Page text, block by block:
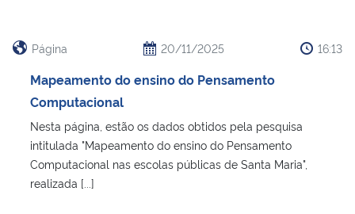
Ministério da Cidadania
Ministério da Saúde
Ministério de Minas e Energia
Ministério da Ciência, Tecnologia, Inovações e Comunicações
Página 20/11/2025 16:13
Mapeamento do ensino do Pensamento
Computacional
Nesta página, estão os dados obtidos pela pesquisa
intitulada "Mapeamento do ensino do Pensamento
Computacional nas escolas públicas de Santa Maria",
realizada [...]